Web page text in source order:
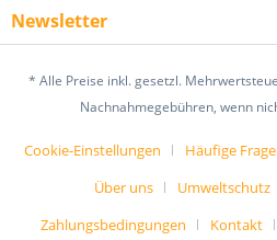
Newsletter
* Alle Preise inkl. gesetzl.
Nachnahmegebühren, wenn
Cookie-Einstellungen Häufige
Über uns
Umweltschutz
Zahlungsbedingungen
Kontakt